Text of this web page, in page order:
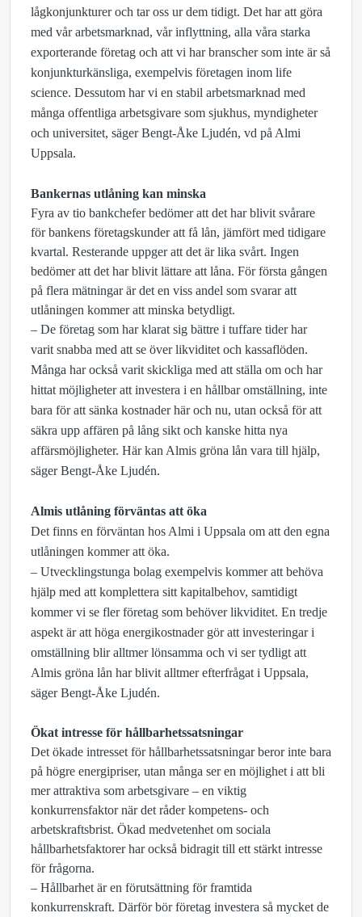
lågkonjunkturer och tar oss ur dem tidigt. Det har att göra
med vår arbetsmarknad, vår inflyttning, alla våra starka
exporterande företag och att vi har branscher som inte är så
konjunkturkänsliga, exempelvis företagen inom life
science. Dessutom har vi en stabil arbetsmarknad med
många offentliga arbetsgivare som sjukhus, myndigheter
och universitet, säger Bengt-Åke Ljudén, vd på Almi
Uppsala.
Bankernas utlåning kan minska
Fyra av tio bankchefer bedömer att det har blivit svårare
för bankens företagskunder att få lån, jämfört med tidigare
kvartal. Resterande uppger att det är lika svårt. Ingen
bedömer att det har blivit lättare att låna. För första gången
på flera mätningar är det en viss andel som svarar att
utlåningen kommer att minska betydligt.
– De företag som har klarat sig bättre i tuffare tider har
varit snabba med att se över likviditet och kassaflöden.
Många har också varit skickliga med att ställa om och har
hittat möjligheter att investera i en hållbar omställning, inte
bara för att sänka kostnader här och nu, utan också för att
säkra upp affären på lång sikt och kanske hitta nya
affärsmöjligheter. Här kan Almis gröna lån vara till hjälp,
säger Bengt-Åke Ljudén.
Almis utlåning förväntas att öka
Det finns en förväntan hos Almi i Uppsala om att den egna
utlåningen kommer att öka.
– Utvecklingstunga bolag exempelvis kommer att behöva
hjälp med att komplettera sitt kapitalbehov, samtidigt
kommer vi se fler företag som behöver likviditet. En tredje
aspekt är att höga energikostnader gör att investeringar i
omställning blir alltmer lönsamma och vi ser tydligt att
Almis gröna lån har blivit alltmer efterfrågat i Uppsala,
säger Bengt-Åke Ljudén.
Ökat intresse för hållbarhetssatsningar
Det ökade intresset för hållbarhetssatsningar beror inte bara
på högre energipriser, utan många ser en möjlighet i att bli
mer attraktiva som arbetsgivare – en viktig
konkurrensfaktor när det råder kompetens- och
arbetskraftsbrist. Ökad medvetenhet om sociala
hållbarhetsfaktorer har också bidragit till ett stärkt intresse
för frågorna.
– Hållbarhet är en förutsättning för framtida
konkurrenskraft. Därför bör företag investera så mycket de